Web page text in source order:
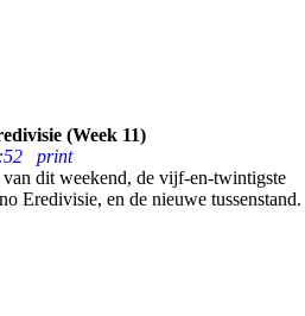
(Week 11)
print
dit weekend, de vijf-en-twintigste
Eredivisie, en de nieuwe tussenstand.